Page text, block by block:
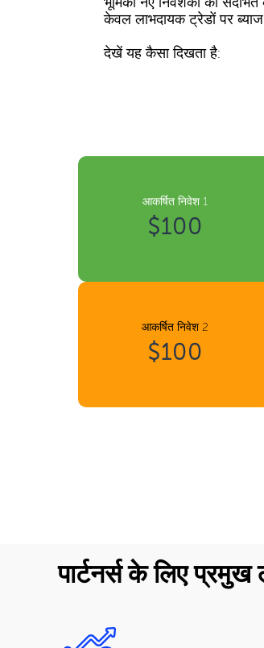
केवल लाभदायक ट्रेडों पर
देखें यह कैसा दिखता है:
आकर्षित निवेश 1
$100
आकर्षित निवेश 2
$100
पार्टनर्स के लिए प्रमुख